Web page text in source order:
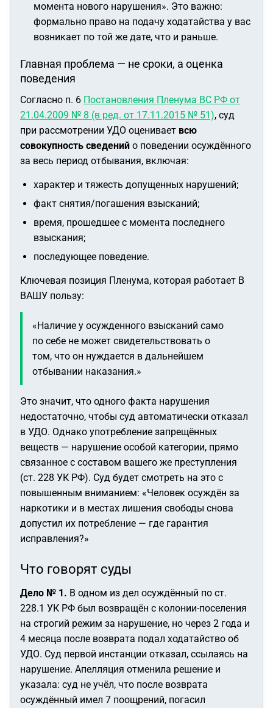
момента нового нарушения». Это важно:
формально право на подачу ходатайства у вас
возникает по той же дате, что и раньше.
Главная проблема — не сроки, а оценка
поведения
Согласно п. 6 Постановления Пленума ВС РФ от
21.04.2009 № 8 (в ред. от 17.11.2015 № 51), суд
при рассмотрении УДО оценивает всю
совокупность сведений о поведении осуждённого
за весь период отбывания, включая:
характер и тяжесть допущенных нарушений;
факт снятия/погашения взысканий;
время, прошедшее с момента последнего
взыскания;
последующее поведение.
Ключевая позиция Пленума, которая работает В
ВАШУ пользу:
«Наличие у осужденного взысканий само
по себе не может свидетельствовать о
том, что он нуждается в дальнейшем
отбывании наказания.»
Это значит, что одного факта нарушения
недостаточно, чтобы суд автоматически отказал
в УДО. Однако употребление запрещённых
веществ — нарушение особой категории, прямо
связанное с составом вашего же преступления
(ст. 228 УК РФ). Суд будет смотреть на это с
повышенным вниманием: «Человек осуждён за
наркотики и в местах лишения свободы снова
допустил их потребление — где гарантия
исправления?»
Что говорят суды
Дело № 1. В одном из дел осуждённый по ст.
228.1 УК РФ был возвращён с колонии-поселения
на строгий режим за нарушение, но через 2 года и
4 месяца после возврата подал ходатайство об
УДО. Суд первой инстанции отказал, ссылаясь на
нарушение. Апелляция отменила решение и
указала: суд не учёл, что после возврата
осуждённый имел 7 поощрений, погасил